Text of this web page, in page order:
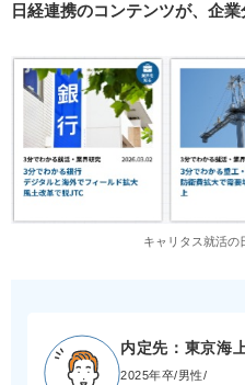
日経連携のコンテンツが、企
キャリタス就活の
内定先：東京海
2025年卒/男性/